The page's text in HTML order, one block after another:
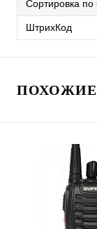
Сортировка
ШтрихКод
ПОХОЖИЕ